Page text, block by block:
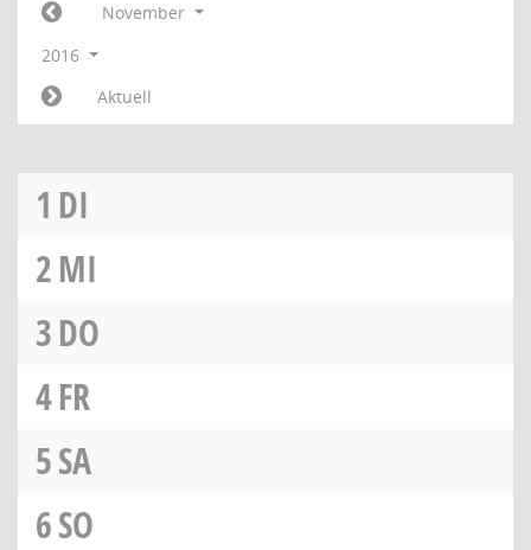
November
2016
Aktuell
1 DI
2MI
3DO
4FR
5SA
6SO